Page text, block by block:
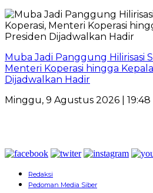
Muba Jadi Panggung Hilirisasi
Menteri Koperasi hingga
Dijadwalkan Hadir
Minggu, 9 Agustus 2026 | 19:48
Redaksi
Pedoman Media Siber